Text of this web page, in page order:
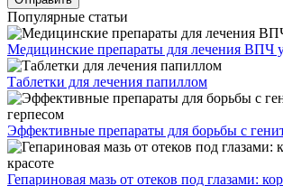
Популярные статьи
Медицинские препараты для лечения ВПЧ
Таблетки для лечения папиллом
Эффективные препараты для борьбы с
Гепариновая мазь от отеков под глазами: